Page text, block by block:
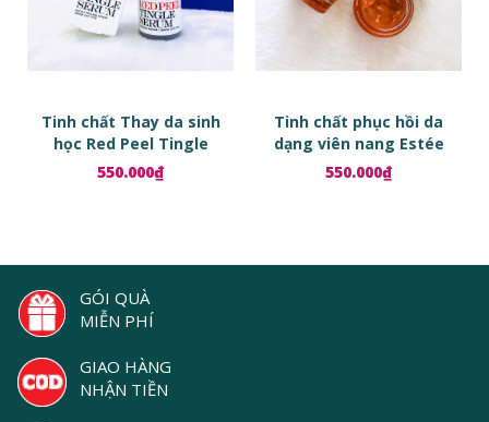
Tinh chất Thay da sinh
học Red Peel Tingle
Serum
550.000₫
Tinh chất phục hồi da
dạng viên nang Estée
Lauder Advanced Night
Repair Ampoules
550.000₫
GÓI QUÀ
MIỄN PHÍ
GIAO HÀNG
NHẬN TIỀN